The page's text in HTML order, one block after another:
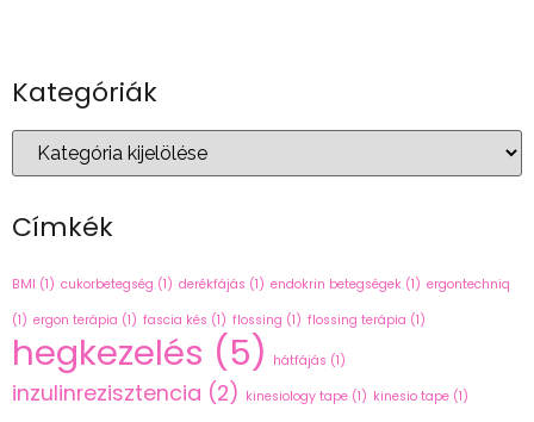
Kategóriák
Címkék
BMI (1) cukorbetegség (1) derékfájás (1) endokrin betegségek (1) ergontechniq
(1) ergon terápia (1) fascia kés (1) flossing (1) flossing terápia (1)
hegkezelés (5) hátfájás (1)
inzulinrezisztencia (2) kinesiology tape (1) kinesio tape (1)